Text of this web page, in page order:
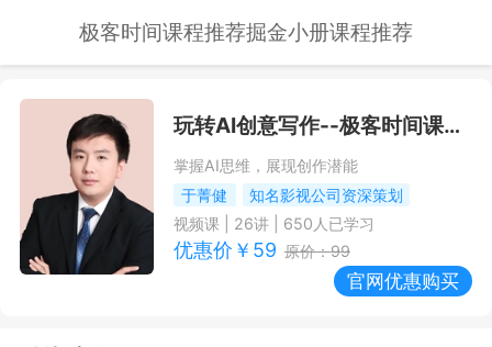
极客时间课程推荐掘金小册课程推荐
玩转AI创意写作--极客时间课程推荐/优惠
掌握AI思维，展现创作潜能
于菁健
知名影视公司资深策划
视频课| 26讲 | 650 人已学习
优惠价￥ 59 原价：99
官网优惠购买